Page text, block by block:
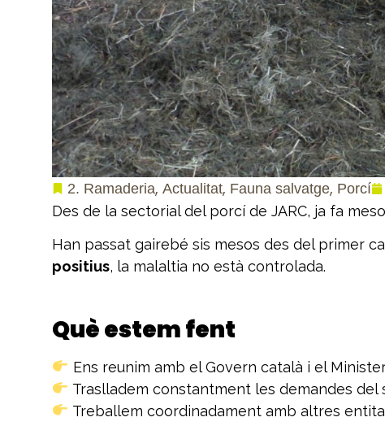
2. Ramaderia, Actualitat, Fauna salvatge, Porcí
Des de la sectorial del porcí de JARC, ja fa
Han passat gairebé sis mesos des del primer
positius, la malaltia no està controlada.
Què estem fent
Ens reunim amb el Govern català i el
Traslladem constantment les demandes
Treballem coordinadament amb altres